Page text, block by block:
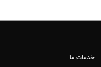
خدمات ما